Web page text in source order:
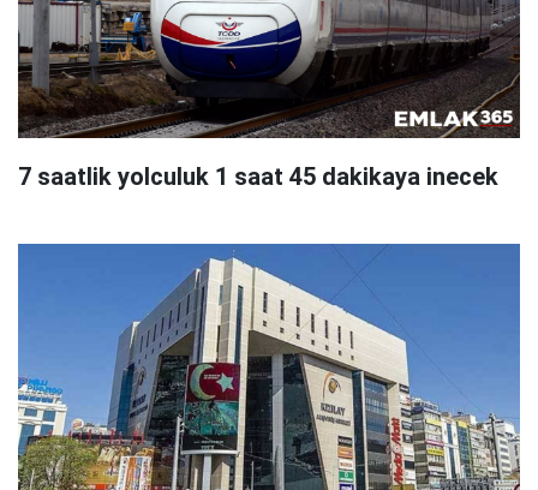
7 saatlik yolculuk 1 saat 45 dakikaya inecek